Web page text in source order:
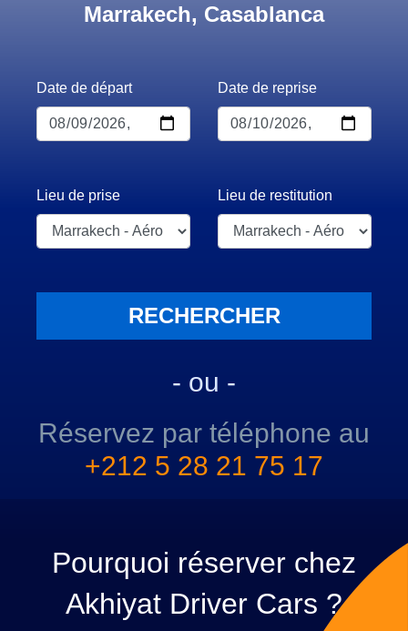
Marrakech, Casablanca
Date de départ Date de reprise
Lieu de prise Lieu de restitution
- ou -
Réservez par téléphone au
+212 5 28 21 75 17
Pourquoi réserver chez
Akhiyat Driver Cars ?